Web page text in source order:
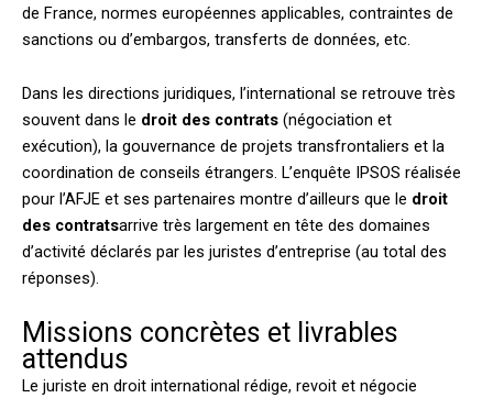
de France, normes européennes applicables, contraintes de
sanctions ou d’embargos, transferts de données, etc.
Dans les directions juridiques, l’international se retrouve très
souvent dans le droit des contrats (négociation et
exécution), la gouvernance de projets transfrontaliers et la
coordination de conseils étrangers. L’enquête IPSOS réalisée
pour l’AFJE et ses partenaires montre d’ailleurs que le droit
des contratsarrive très largement en tête des domaines
d’activité déclarés par les juristes d’entreprise (au total des
réponses).
Missions concrètes et livrables
attendus
Le juriste en droit international rédige, revoit et négocie